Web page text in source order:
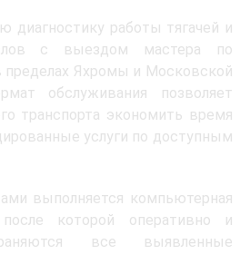
диагностику работы тягачей и
с выездом мастера по
пределах Яхромы и Московской
обслуживания позволяет
транспорта экономить время
услуги по доступным
выполняется компьютерная
которой оперативно и
все выявленные